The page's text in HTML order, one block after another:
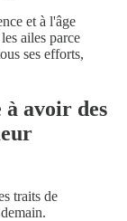
et à l'âge
ailes parce
ses efforts,
à avoir des
traits de